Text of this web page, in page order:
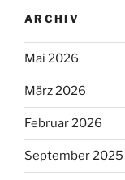
ARCHIV
Mai 2026
März 2026
Februar 2026
September 2025